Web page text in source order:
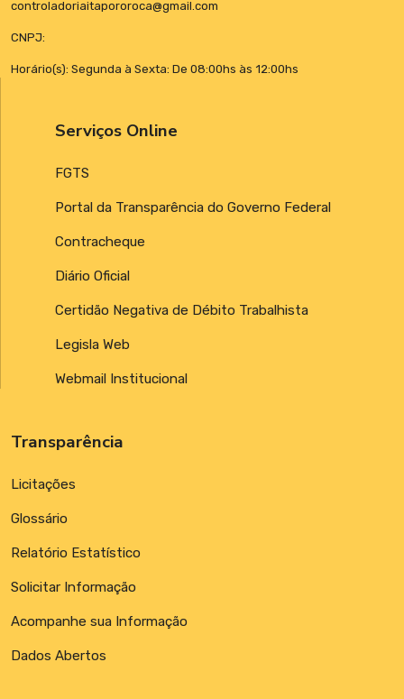
controladoriaitapororoca@gmail.com
CNPJ:
Horário(s): Segunda à Sexta: De 08:00hs às 12:00hs
Serviços Online
FGTS
Portal da Transparência do Governo Federal
Contracheque
Diário Oficial
Certidão Negativa de Débito Trabalhista
Legisla Web
Webmail Institucional
Transparência
Licitações
Glossário
Relatório Estatístico
Solicitar Informação
Acompanhe sua Informação
Dados Abertos